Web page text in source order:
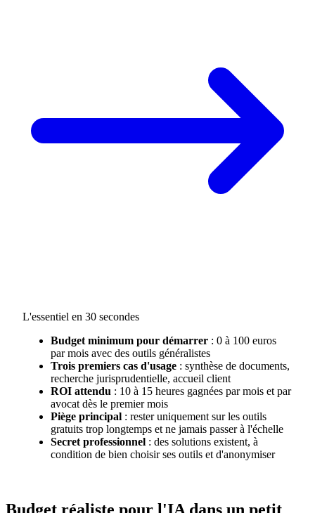
L'essentiel en 30 secondes
Budget minimum pour démarrer : 0 à 100 euros
par mois avec des outils généralistes
Trois premiers cas d'usage : synthèse de documents,
recherche jurisprudentielle, accueil client
ROI attendu : 10 à 15 heures gagnées par mois et par
avocat dès le premier mois
Piège principal : rester uniquement sur les outils
gratuits trop longtemps et ne jamais passer à l'échelle
Secret professionnel : des solutions existent, à
condition de bien choisir ses outils et d'anonymiser
Budget réaliste pour l'IA dans un petit